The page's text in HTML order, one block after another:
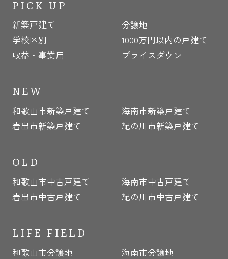
PICK UP
新築戸建て
分譲地
学校区別
1000万円以内の戸建て
収益・事業用
プライスダウン
NEW
和歌山市新築戸建て
海南市新築戸建て
岩出市新築戸建て
紀の川市新築戸建て
OLD
和歌山市中古戸建て
海南市中古戸建て
岩出市中古戸建て
紀の川市中古戸建て
LIFE FIELD
和歌山市分譲地
海南市分譲地